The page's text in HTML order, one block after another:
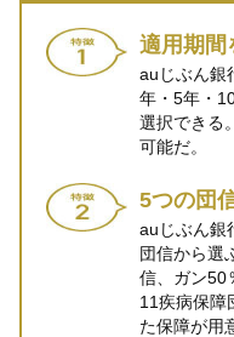
適用期間
auじぶん銀
年・5年・
選択できる
可能だ。
5つの団
auじぶん銀
団信から選
信、ガン50
11疾病保障
た保障が用